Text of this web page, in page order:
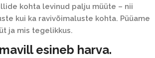
kohta levinud palju müüte – nii
kui ka ravivõimaluste kohta. Püüame
ja mis tegelikkus.
esineb harva.